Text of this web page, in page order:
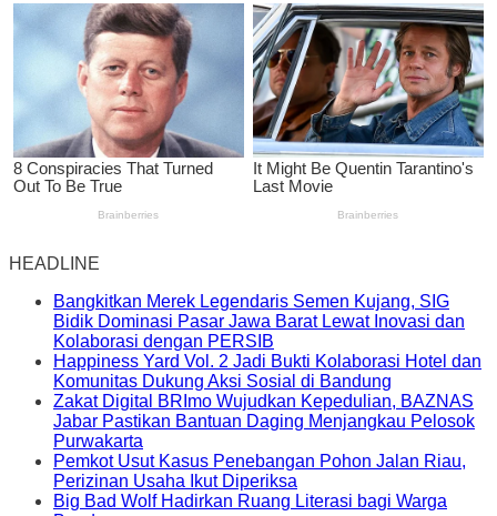
HEADLINE
Bangkitkan Merek Legendaris Semen Kujang, SIG
Bidik Dominasi Pasar Jawa Barat Lewat Inovasi dan
Kolaborasi dengan PERSIB
Happiness Yard Vol. 2 Jadi Bukti Kolaborasi Hotel dan
Komunitas Dukung Aksi Sosial di Bandung
Zakat Digital BRImo Wujudkan Kepedulian, BAZNAS
Jabar Pastikan Bantuan Daging Menjangkau Pelosok
Purwakarta
Pemkot Usut Kasus Penebangan Pohon Jalan Riau,
Perizinan Usaha Ikut Diperiksa
Big Bad Wolf Hadirkan Ruang Literasi bagi Warga